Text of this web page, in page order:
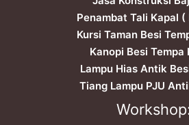
Penambat Tali Kapal (
Kursi Taman Besi
Kanopi Besi Tempa
Lampu Hias Antik
Tiang Lampu PJU